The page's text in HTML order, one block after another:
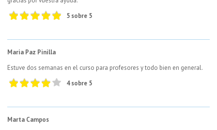
5 sobre 5
Maria Paz Pinilla
Estuve dos semanas en el curso para profesores y todo bien en general.
4 sobre 5
Marta Campos